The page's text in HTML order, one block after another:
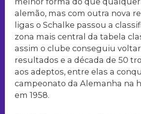
alemão, mas com outra nova
ligas o Schalke passou a
zona mais central da tabela
assim o clube conseguiu
resultados e a década de 50
aos adeptos, entre elas a
campeonato da Alemanha na
em 1958.